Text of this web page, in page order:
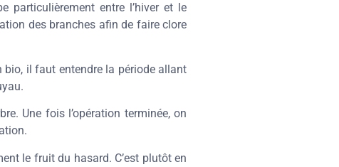
particulièrement entre l’hiver et le
des branches afin de faire clore
bio, il faut entendre la période allant
Une fois l’opération terminée, on
le fruit du hasard. C’est plutôt en